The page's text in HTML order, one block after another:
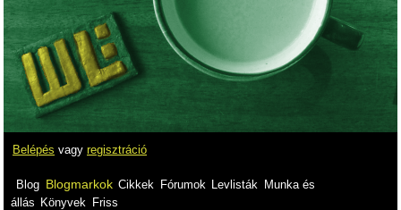
Belépés vagy regisztráció
Blog Blogmarkok Cikkek Fórumok Levlisták
Munka és
állás Könyvek Friss